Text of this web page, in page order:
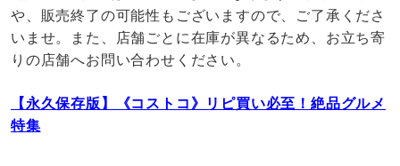
や、販売終了の可能性もございますので、ご了承くださ
いませ。また、店舗ごとに在庫が異なるため、お立ち寄
りの店舗へお問い合わせください。
【永久保存版】《コストコ》リピ買い必至！絶品グルメ
特集